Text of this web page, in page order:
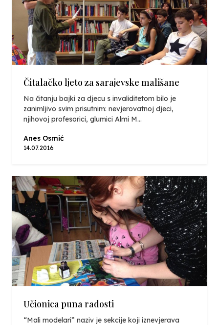
Čitalačko ljeto za sarajevske mališane
Na čitanju bajki za djecu s invaliditetom bilo je
zanimljivo svim prisutnim: nevjerovatnoj djeci,
njihovoj profesorici, glumici Almi M...
Anes Osmić
14.07.2016
Učionica puna radosti
“Mali modelari” naziv je sekcije koji iznevjerava